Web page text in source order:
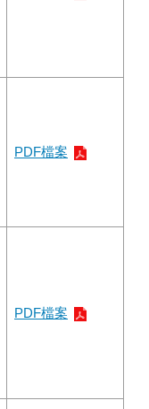
PDF檔案
PDF檔案